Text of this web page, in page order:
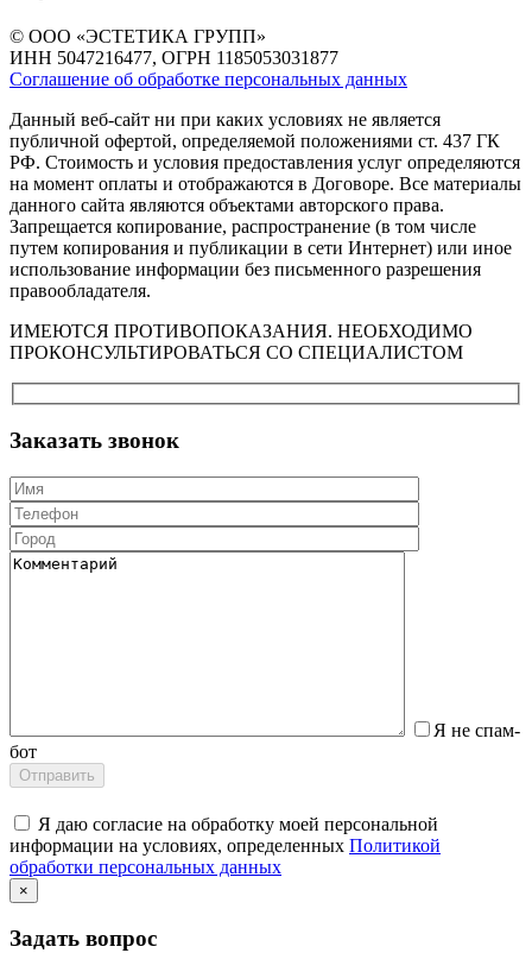
© ООО «ЭСТЕТИКА ГРУПП»
ИНН 5047216477, ОГРН 1185053031877
Соглашение об обработке персональных данных
Данный веб-сайт ни при каких условиях не является
публичной офертой, определяемой положениями ст. 437 ГК
РФ. Стоимость и условия предоставления услуг определяются
на момент оплаты и отображаются в Договоре. Все материалы
данного сайта являются объектами авторского права.
Запрещается копирование, распространение (в том числе
путем копирования и публикации в сети Интернет) или иное
использование информации без письменного разрешения
правообладателя.
ИМЕЮТСЯ ПРОТИВОПОКАЗАНИЯ. НЕОБХОДИМО
ПРОКОНСУЛЬТИРОВАТЬСЯ СО СПЕЦИАЛИСТОМ
Заказать звонок
Я не спам-
бот
Я даю согласие на обработку моей персональной
информации на условиях, определенных Политикой
обработки персональных данных
×
Задать вопрос